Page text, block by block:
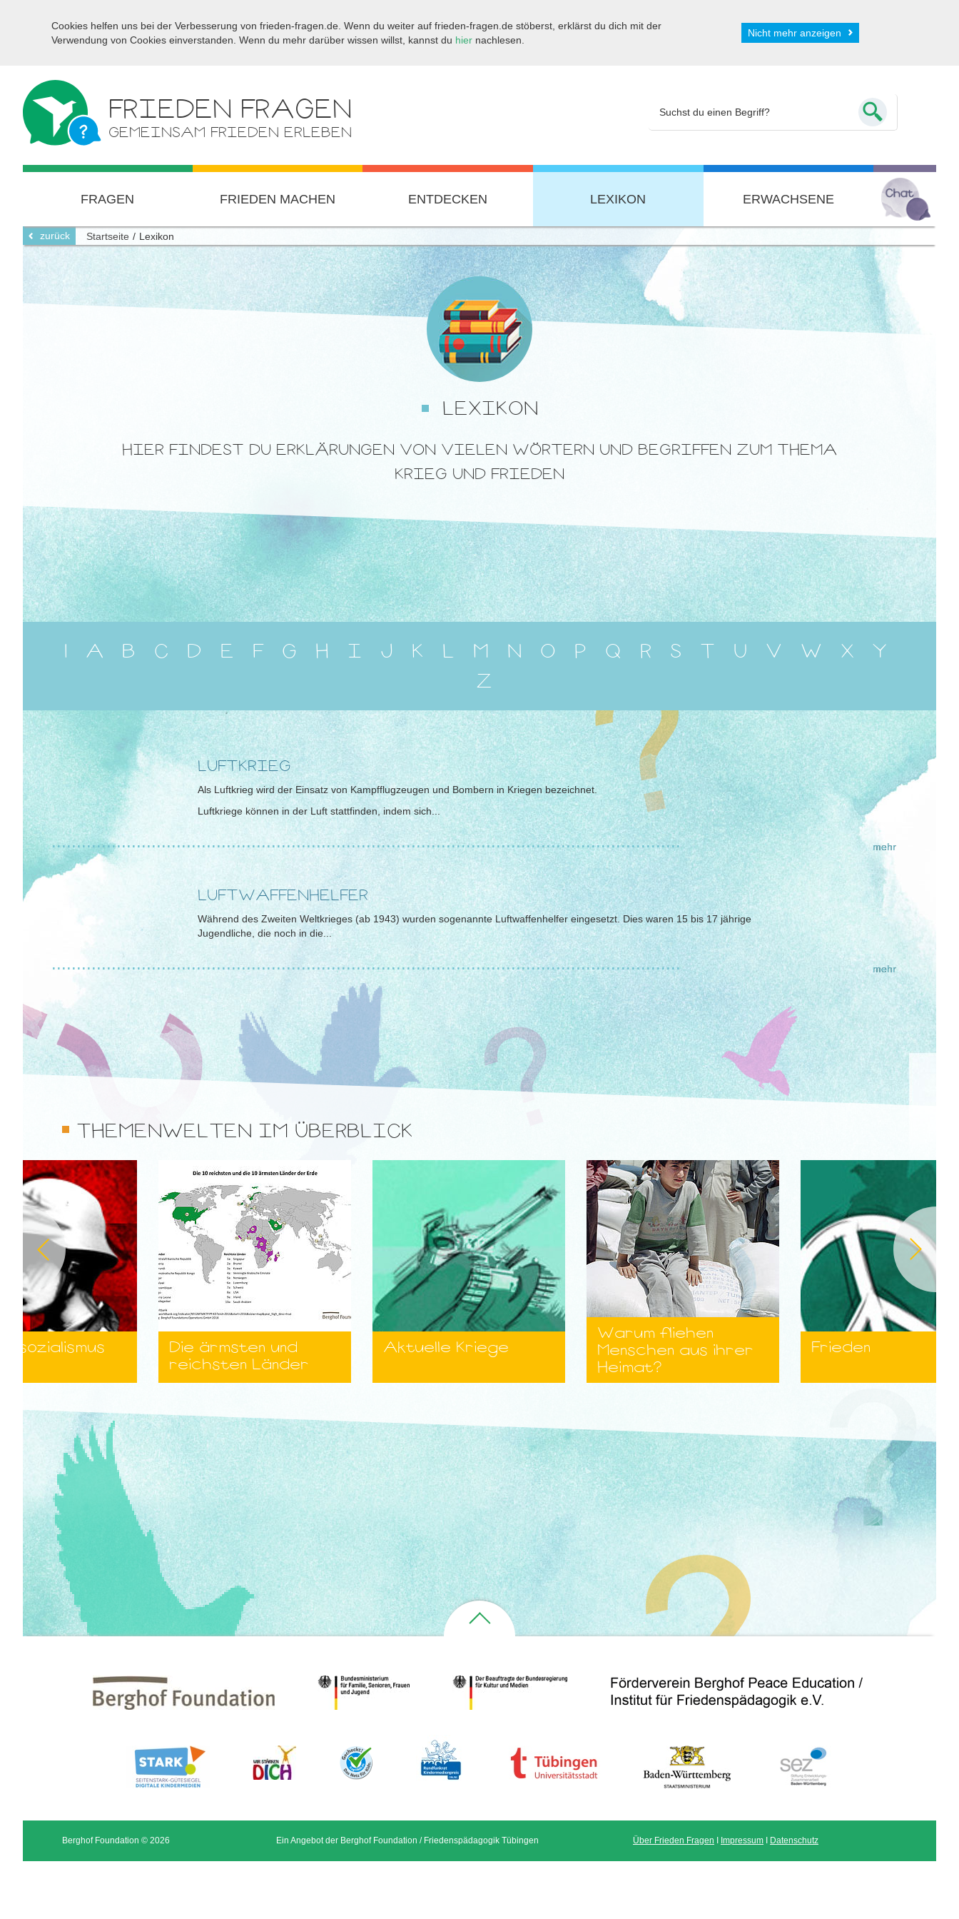
Cookies helfen uns bei der Verbesserung von frieden-fragen.de. Wenn du weiter auf frieden-fragen.de stöberst, erklärst du dich mit der
Verwendung von Cookies einverstanden. Wenn du mehr darüber wissen willst, kannst du hier nachlesen.
Nicht mehr anzeigen
FRIEDEN FRAGEN
GEMEINSAM FRIEDEN ERLEBEN
FRAGEN FRIEDEN MACHEN ENTDECKEN LEXIKON ERWACHSENE
zurück Startseite Lexikon
LEXIKON
HIER FINDEST DU ERKLÄRUNGEN VON VIELEN WÖRTERN UND BEGRIFFEN ZUM THEMA
KRIEG UND FRIEDEN
1 A B C D E F G H I J K L M N O P Q R S T U V W X
Y
Z
LUFTKRIEG
Als Luftkrieg wird der Einsatz von Kampfflugzeugen und Bombern in Kriegen bezeichnet.
Luftkriege können in der Luft stattfinden, indem sich...
.............................................................................................................................. mehr
LUFTWAFFENHELFER
Während des Zweiten Weltkrieges (ab 1943) wurden sogenannte Luftwaffenhelfer eingesetzt. Dies waren 15 bis 17 jährige
Jugendliche, die noch in die...
.............................................................................................................................. mehr
THEMENWELTEN IM ÜBERBLICK
Die ärmsten und
reichsten Länder
Aktuelle Kriege
Warum fliehen
Menschen aus ihrer
Heimat?
Frieden
Berghof Foundation © 2026 Ein Angebot der Berghof Foundation / Friedenspädagogik Tübingen Über Frieden Fragen Impressum Datenschutz